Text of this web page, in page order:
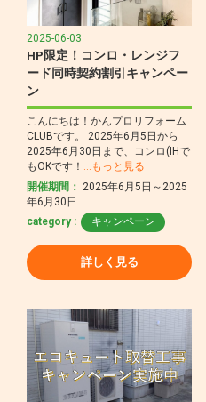
2025-06-03
HP限定！コンロ・レンジフ
ード同時契約割引キャンペー
ン
こんにちは！かんプロリフォーム
CLUBです。 2025年6月5日から
2025年6月30日まで、コンロ(IHで
もOKです！
…もっと見る
開催期間： 2025年6月5日～2025
年6月30日
category :
キャンペーン
詳しく見る